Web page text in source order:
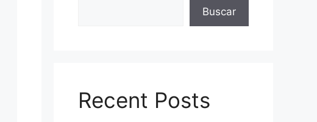
Buscar
Recent Posts